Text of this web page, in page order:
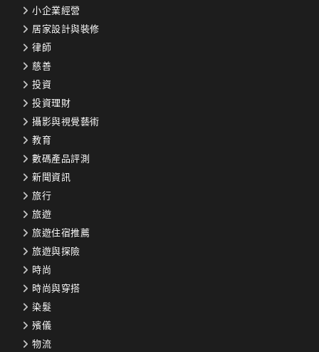
小企業經營
居家設計與裝修
律師
慈善
投資
投資理財
攝影與視覺藝術
教育
數碼產品評測
新聞資訊
旅行
旅遊
旅遊住宿推薦
旅遊與探險
時尚
時尚與穿搭
染髮
殯儀
物流